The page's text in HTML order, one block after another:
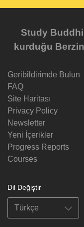
Study
kurduğu
Geribildirimde Bulun
FAQ
Site Haritası
Privacy Policy
Newsletter
Yeni İçerikler
Progress Reports
Courses
Dil Değiştir